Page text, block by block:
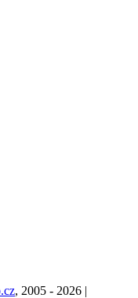
, 2005 - 2026 |